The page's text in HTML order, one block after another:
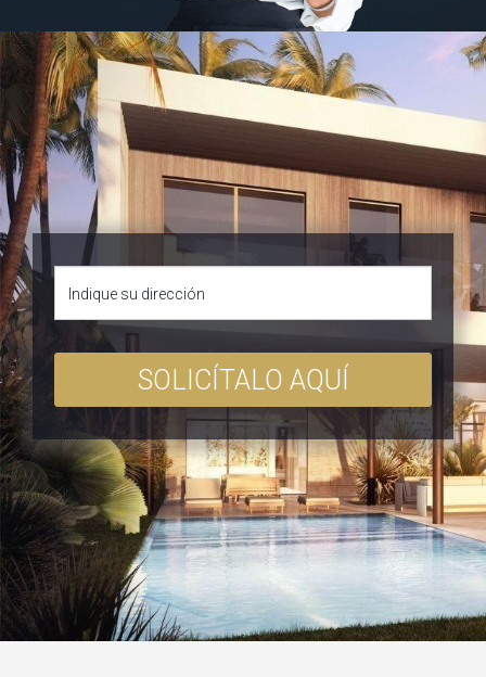
SOLICÍTALO AQUÍ